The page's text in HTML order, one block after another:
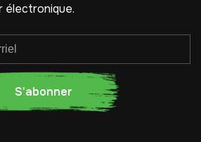
électronique.
S'abonner